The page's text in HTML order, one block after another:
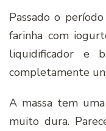
Passado o
farinha com
liquidificador e
completamente
A massa tem uma
muito dura.